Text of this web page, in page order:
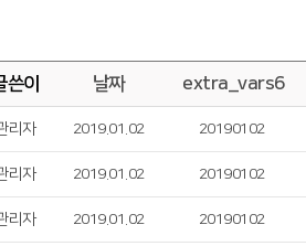
쓴이 날짜 extra_vars6
리자 2019.01.02 20190102
리자 2019.01.02 20190102
리자 2019.01.02 20190102